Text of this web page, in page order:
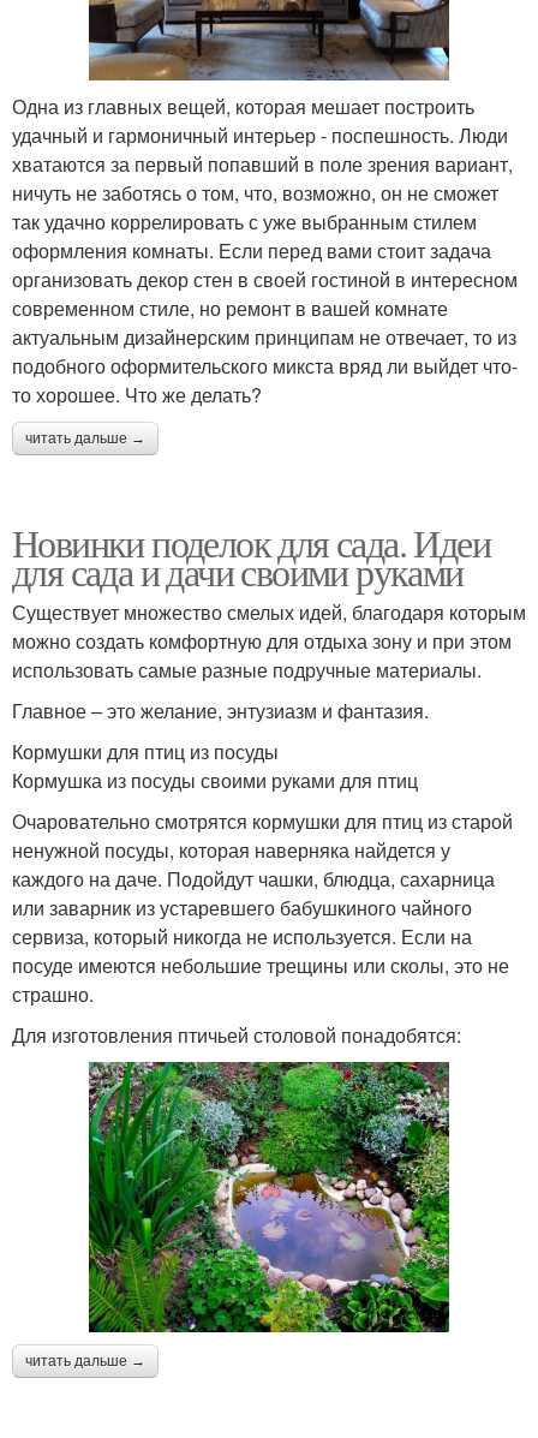
Одна из главных вещей, которая мешает построить
удачный и гармоничный интерьер - поспешность. Люди
хватаются за первый попавший в поле зрения вариант,
ничуть не заботясь о том, что, возможно, он не сможет
так удачно коррелировать с уже выбранным стилем
оформления комнаты. Если перед вами стоит задача
организовать декор стен в своей гостиной в интересном
современном стиле, но ремонт в вашей комнате
актуальным дизайнерским принципам не отвечает, то из
подобного оформительского микста вряд ли выйдет что-
то хорошее. Что же делать?
читать дальше →
Новинки поделок для сада. Идеи
для сада и дачи своими руками
Существует множество смелых идей, благодаря которым
можно создать комфортную для отдыха зону и при этом
использовать самые разные подручные материалы.
Главное – это желание, энтузиазм и фантазия.
Кормушки для птиц из посуды
Кормушка из посуды своими руками для птиц
Очаровательно смотрятся кормушки для птиц из старой
ненужной посуды, которая наверняка найдется у
каждого на даче. Подойдут чашки, блюдца, сахарница
или заварник из устаревшего бабушкиного чайного
сервиза, который никогда не используется. Если на
посуде имеются небольшие трещины или сколы, это не
страшно.
Для изготовления птичьей столовой понадобятся:
читать дальше →